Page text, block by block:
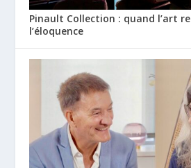
Pinault Collection : quand l’art
l’éloquence